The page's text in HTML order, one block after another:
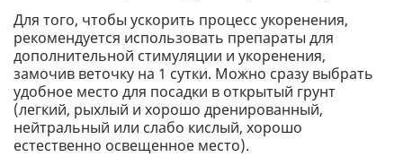
Для того, чтобы ускорить процесс укоренения,
рекомендуется использовать препараты для
дополнительной стимуляции и укоренения,
замочив веточку на 1 сутки. Можно сразу выбрать
удобное место для посадки в открытый грунт
(легкий, рыхлый и хорошо дренированный,
нейтральный или слабо кислый, хорошо
естественно освещенное место).